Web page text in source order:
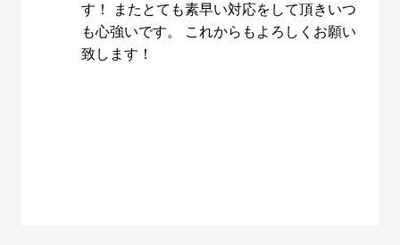
す！ またとても素早い対応をして頂きいつ
も心強いです。 これからもよろしくお願い
致します！